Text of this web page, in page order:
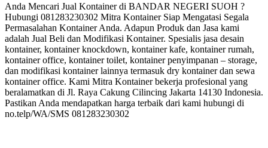
Anda Mencari Jual Kontainer di BANDAR NEGERI SUOH ?
Hubungi 081283230302 Mitra Kontainer Siap Mengatasi Segala
Permasalahan Kontainer Anda. Adapun Produk dan Jasa kami
adalah Jual Beli dan Modifikasi Kontainer. Spesialis jasa desain
kontainer, kontainer knockdown, kontainer kafe, kontainer rumah,
kontainer office, kontainer toilet, kontainer penyimpanan – storage,
dan modifikasi kontainer lainnya termasuk dry kontainer dan sewa
kontainer office. Kami Mitra Kontainer bekerja profesional yang
beralamatkan di Jl. Raya Cakung Cilincing Jakarta 14130 Indonesia.
Pastikan Anda mendapatkan harga terbaik dari kami hubungi di
no.telp/WA/SMS 081283230302